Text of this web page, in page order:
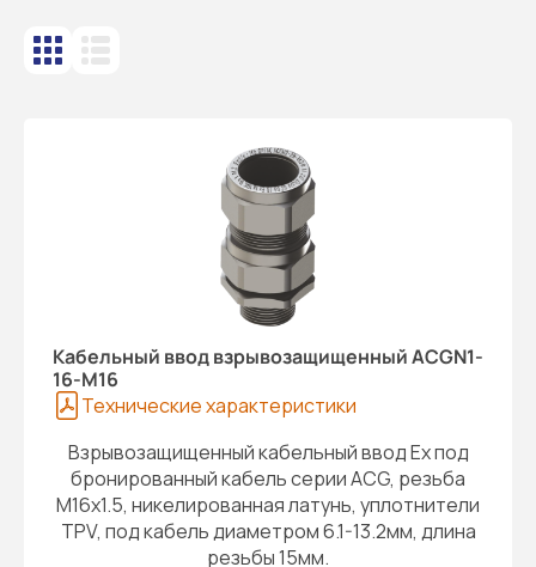
Кабельный ввод взрывозащищенный ACGN1-
16-M16
Технические характеристики
Взрывозащищенный кабельный ввод Ex под
бронированный кабель серии ACG, резьба
M16x1.5, никелированная латунь, уплотнители
TPV, под кабель диаметром 6.1-13.2мм, длина
резьбы 15мм.